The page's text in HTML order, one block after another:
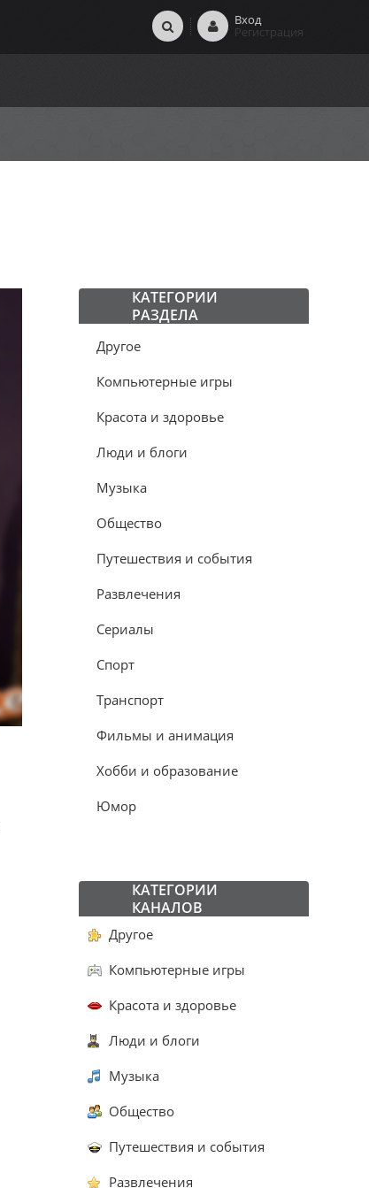
Вход
Регистрация
КАТЕГОРИИ
РАЗДЕЛА
Другое
Компьютерные игры
Красота и здоровье
Люди и блоги
Музыка
Общество
Путешествия и события
Развлечения
Сериалы
Спорт
Транспорт
Фильмы и анимация
Хобби и образование
Юмор
КАТЕГОРИИ
КАНАЛОВ
Другое
Компьютерные игры
Красота и здоровье
Люди и блоги
Музыка
Общество
Путешествия и события
Развлечения